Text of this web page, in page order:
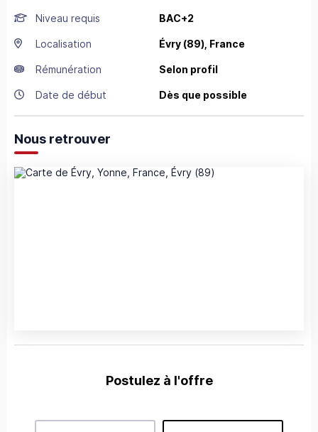
Niveau requis BAC+2
Localisation Évry (89), France
Rémunération Selon profil
Date de début Dès que possible
Nous retrouver
Postulez à l'offre